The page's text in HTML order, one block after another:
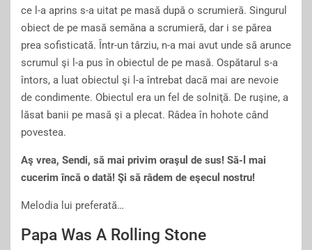
ce l-a aprins s-a uitat pe masă după o scrumieră. Singurul
obiect de pe masă semăna a scrumieră, dar i se părea
prea sofisticată. Într-un târziu, n-a mai avut unde să arunce
scrumul şi l-a pus în obiectul de pe masă. Ospătarul s-a
întors, a luat obiectul şi l-a întrebat dacă mai are nevoie
de condimente. Obiectul era un fel de solniţă. De ruşine, a
lăsat banii pe masă şi a plecat. Râdea în hohote când
povestea.
Aş vrea, Sendi, să mai privim oraşul de sus! Să-l mai
cucerim încă o dată! Şi să râdem de eşecul nostru!
Melodia lui preferată…
Papa Was A Rolling Stone